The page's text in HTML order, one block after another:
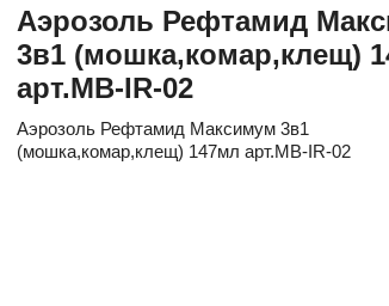
Аэрозоль Рефтамид
3в1 (мошка,комар,клещ)
арт.MB-IR-02
Аэрозоль Рефтамид Максимум 3в1
(мошка,комар,клещ) 147мл арт.MB-IR-02